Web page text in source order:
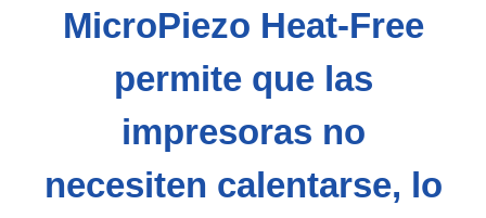
MicroPiezo Heat-Free
permite que las
impresoras no
necesiten calentarse, lo